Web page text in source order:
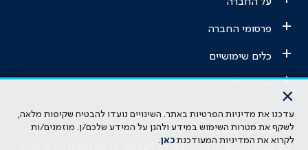
על החברה
+ פרסומי החברה
+ כלים שימושיים
+
הבהרה משפטית: כל נושא המופיע באתר זה נועד להשכלה בלבד ואין לראות
בו ייעוץ רפואי או משפטי. אין הר"י אחראית לתוכן המתפרסם באתר זה ולכל
נזק שעלול להיגרם. כל הזכויות על המידע באתר שייכות להסתדרות הרפואית
×
עדכנו את מדיניות הפרטיות באתר. השינויים נועדו להבטיח שקיפות מלאה,
לשקף את מטרות השימוש במידע ולהגן על המידע שלכם/ן. מוזמנים/ות
לקרוא את המדיניות המעודכנת כאן.